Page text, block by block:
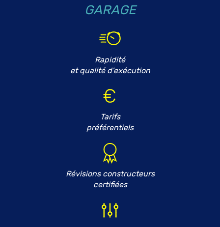
GARAGE
Rapidité
et qualité d'exécution
Tarifs
préférentiels
Révisions constructeurs
certifiées